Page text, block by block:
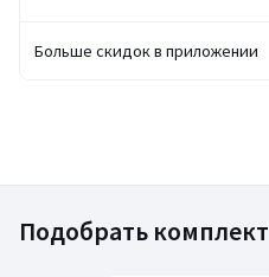
Больше скидок в приложении
Подобрать комплект